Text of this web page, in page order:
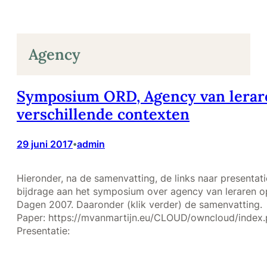
Agency
Symposium ORD, Agency van
verschillende contexten
29 juni 2017•admin
Hieronder, na de samenvatting, de links naar
bijdrage aan het symposium over agency van leraren
Dagen 2007. Daaronder (klik verder) de samenvatting.
Paper: https://mvanmartijn.eu/CLOUD/owncloud/
Presentatie: